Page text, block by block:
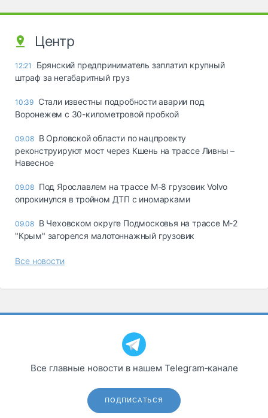
Центр
12:21
Брянский предприниматель заплатил крупный
штраф за негабаритный груз
10:39 Стали известны подробности аварии под
Воронежем с 30-километровой пробкой
09.08 В Орловской области по нацпроекту
реконструируют мост через Кшень на трассе Ливны –
Навесное
09.08 Под Ярославлем на трассе М-8 грузовик Volvo
опрокинулся в тройном ДТП с иномарками
09.08 В Чеховском округе Подмосковья на трассе М-2
"Крым" загорелся малотоннажный грузовик
Все новости
Все главные новости в нашем Telegram‑канале
ПОДПИСАТЬСЯ